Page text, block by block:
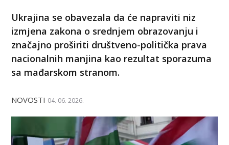
Ukrajina se obavezala da će napraviti niz
izmјena zakona o srednjem obrazovanju i
značajno proširiti društveno-politička prava
nacionalnih manjina kao rezultat sporazuma
sa mađarskom stranom.
NOVOSTI 04. 06. 2026.